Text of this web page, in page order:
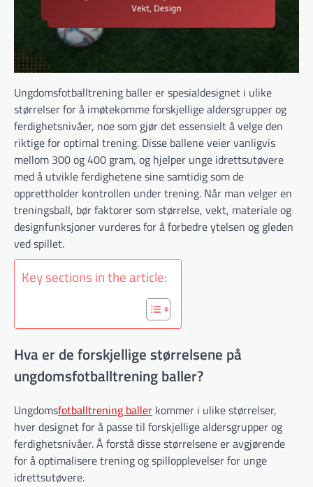
Ungdomsfotballtrening baller er spesialdesignet i ulike
størrelser for å imøtekomme forskjellige aldersgrupper og
ferdighetsnivåer, noe som gjør det essensielt å velge den
riktige for optimal trening. Disse ballene veier vanligvis
mellom 300 og 400 gram, og hjelper unge idrettsutøvere
med å utvikle ferdighetene sine samtidig som de
opprettholder kontrollen under trening. Når man velger en
treningsball, bør faktorer som størrelse, vekt, materiale og
designfunksjoner vurderes for å forbedre ytelsen og gleden
ved spillet.
Key sections in the article:
Hva er de forskjellige størrelsene på
ungdomsfotballtrening baller?
Ungdomsfotballtrening baller kommer i ulike størrelser,
hver designet for å passe til forskjellige aldersgrupper og
ferdighetsnivåer. Å forstå disse størrelsene er avgjørende
for å optimalisere trening og spillopplevelser for unge
idrettsutøvere.